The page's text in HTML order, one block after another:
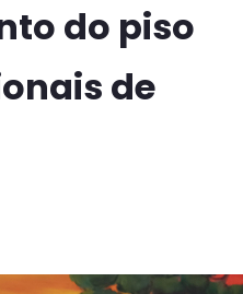
do piso
de